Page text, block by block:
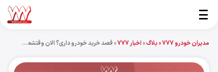
مدیران خودرو 777 » بلاگ» اخبار 777 » قصد خرید خودرو داری؟ الان وقتشه…